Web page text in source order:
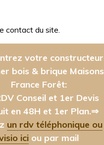
contact du site.
votre constructeur
bois & brique Maisons
France Forêt:
Conseil et 1er Devis
en 48H et 1er Plan.⇒
un rdv téléphonique ou
iciou par mail